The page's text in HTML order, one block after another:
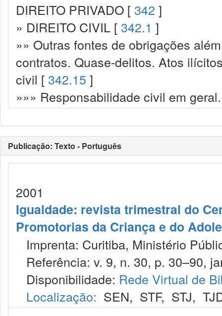
DIREITO PRIVADO [ 342 ]
» DIREITO CIVIL [ 342.1 ]
»» Outras fontes de obrigações
contratos. Quase-delitos. Atos
civil [ 342.15 ]
»»» Responsabilidade civil em
Publicação: Texto - Português
2001
Igualdade: revista trimestral do
Promotorias da Criança e do
Imprenta: Curitiba, Ministério
Referência: v. 9, n. 30, p. 30–90,
Disponibilidade: Rede Virtual de
Localização: SEN, STF, STJ,